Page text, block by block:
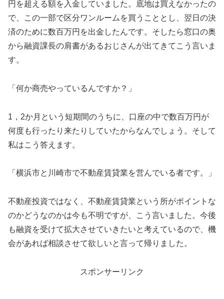
円を超える額を入金していました。底地は買えなかったの
で、この一部で区分ワンルームを買うこととし、翌日の決
済のために数百万円を出金したんです。そしたら窓口の奥
から融資課長の肩書があるおじさんが出てきてこう言いま
す。
「何か商売やっているんですか？」
1，2か月という短期間のうちに、口座の中で数百万円が
何度も行ったり来たりしていたからなんでしょう。そして
私はこう答えます。
「横浜市と川崎市で不動産賃貸業を営んでいる者です。」
不動産投資ではなく、不動産賃貸業という所がポイントな
のかどうなのかは今も不明ですが、こう言いました。今後
も融資を受けて拡大させていきたいと考えているので、機
会があれば相談させて欲しいと言って帰りました。
スポンサーリンク